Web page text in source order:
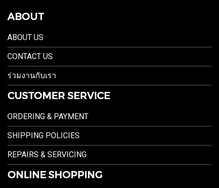
ABOUT
ABOUT US
CONTACT US
ร่วมงานกับเรา
CUSTOMER SERVICE
ORDERING & PAYMENT
SHIPPING POLICIES
REPAIRS & SERVICING
ONLINE SHOPPING